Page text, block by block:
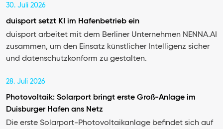
30. Juli 2026
duisport setzt KI im Hafenbetrieb ein
duisport arbeitet mit dem Berliner Unternehmen NENNA.AI
zusammen, um den Einsatz künstlicher Intelligenz sicher
und datenschutzkonform zu gestalten.
28. Juli 2026
Photovoltaik: Solarport bringt erste Groß-Anlage im
Duisburger Hafen ans Netz
Die erste Solarport-Photovoltaikanlage befindet sich auf